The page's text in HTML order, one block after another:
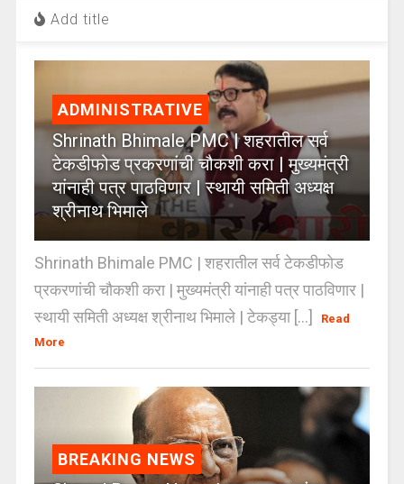
Add title
ADMINISTRATIVE
Shrinath Bhimale PMC | शहरातील सर्व
टेकडीफोड प्रकरणांची चौकशी करा | मुख्यमंत्री
यांनाही पत्र पाठविणार | स्थायी समिती अध्यक्ष
श्रीनाथ भिमाले
Shrinath Bhimale PMC | शहरातील सर्व टेकडीफोड
प्रकरणांची चौकशी करा | मुख्यमंत्री यांनाही पत्र पाठविणार |
स्थायी समिती अध्यक्ष श्रीनाथ भिमाले | टेकड्या [...]
Read
More
BREAKING NEWS